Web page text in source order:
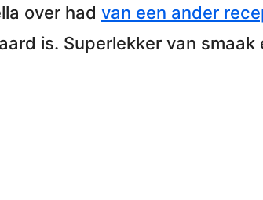
over had van een ander
is. Superlekker van smaak